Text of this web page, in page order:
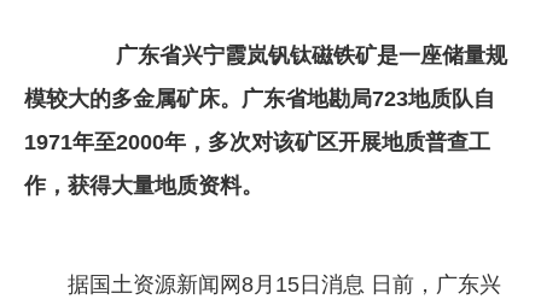
镁钛
地矿 建设
党建工作
《资源再生》杂志
广东省兴宁霞岚钒钛磁铁矿是一座储量规
模较大的多金属矿床。广东省地勘局723地质队自
1971年至2000年，多次对该矿区开展地质普查工
作，获得大量地质资料。
据国土资源新闻网8月15日消息 日前，广东兴